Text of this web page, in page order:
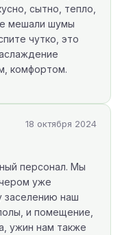
сытно, тепло,
мешали шумы
чутко, это
комфортом.
18 октября 2024
персонал. Мы
уже
заселению наш
и помещение,
ужин нам также